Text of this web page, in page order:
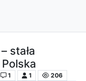
stała
1 1
206